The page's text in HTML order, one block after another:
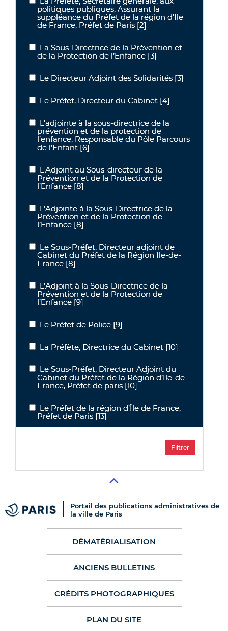
politiques publiques, Assurant la
suppléance du Préfet de la région d’Ile
de France, Préfet de Paris [2]
La Sous-Directrice de la Prévention et de la Protection de
La Sous-Directrice de la Prévention et
de la Protection de l’Enfance [3]
Le Directeur Adjoint des Solidarités
Le Directeur Adjoint des Solidarités [3]
Le Préfet, Directeur du Cabinet
Le Préfet, Directeur du Cabinet [4]
L’adjointe à la sous-directrice de la prévention et de la protection
L’adjointe à la sous-directrice de la
prévention et de la protection de
l’enfance, Responsable du Pôle Parcours
de l’Enfant [6]
L'Adjoint au Sous-directeur de la Prévention et de la Protection de
L'Adjoint au Sous-directeur de la
Prévention et de la Protection de
l’Enfance [8]
L’Adjointe à la Sous-Directrice de la Prévention et de la Protection
L’Adjointe à la Sous-Directrice de la
Prévention et de la Protection de
l’Enfance [8]
Le Sous-Préfet, Directeur adjoint de Cabinet du Préfet de la
Le Sous-Préfet, Directeur adjoint de
Cabinet du Préfet de la Région Ile-de-
France [8]
L’Adjoint à la Sous-Directrice de la Prévention et de la Protection
L’Adjoint à la Sous-Directrice de la
Prévention et de la Protection de
l’Enfance [9]
Le Préfet de Police
Le Préfet de Police [9]
La Préfète, Directrice du Cabinet
La Préfète, Directrice du Cabinet [10]
Le Sous-Préfet, Directeur Adjoint du Cabinet du Préfet de la
Le Sous-Préfet, Directeur Adjoint du
Cabinet du Préfet de la Région d’Ile-de-
France, Préfet de paris [10]
Le Préfet de la région d’Île de France, Préfet de Paris
Le Préfet de la région d’Île de France,
Préfet de Paris [13]
Portail des publications administratives de
la ville de Paris
DÉMATÉRIALISATION
ANCIENS BULLETINS
CRÉDITS PHOTOGRAPHIQUES
PLAN DU SITE